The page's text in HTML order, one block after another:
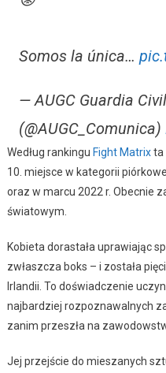
Somos la única…
— AUGC Guardia
(@AUGC_Comunica)
Według rankingu Fight Matrixta
10. miejsce w kategorii
oraz w marcu 2022 r. Obecnie
światowym.
Kobieta dorastała uprawiając
zwłaszcza boks – i została
Irlandii. To doświadczenie
najbardziej rozpoznawalnych
zanim przeszła na
Jej przejście do mieszanych